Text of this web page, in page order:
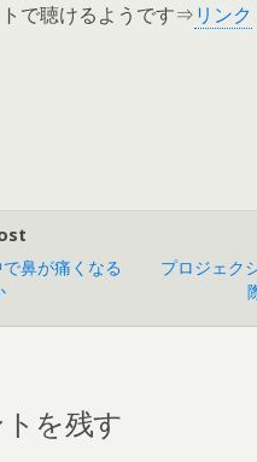
で聴けるようです⇒リンク
鼻が痛くなる
プロジェク
を残す